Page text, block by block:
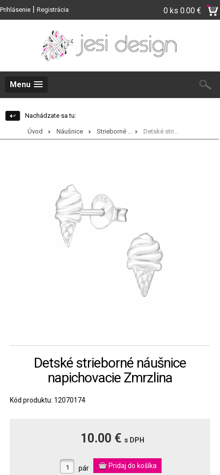
Prihlásenie | Registrácia 0 ks 0.00 €
Menu
Nachádzate sa tu:
Úvod Náušnice Strieborné ... Detské stri...
Detské strieborné náušnice
napichovacie Zmrzlina
Kód produktu: 12070174
10.00 € s DPH
pár